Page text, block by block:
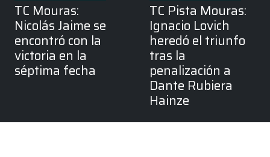
TC Mouras:
Nicolás Jaime se
encontró con la
victoria en la
séptima fecha
TC Pista Mouras:
Ignacio Lovich
heredó el triunfo
tras la
penalización a
Dante Rubiera
Hainze